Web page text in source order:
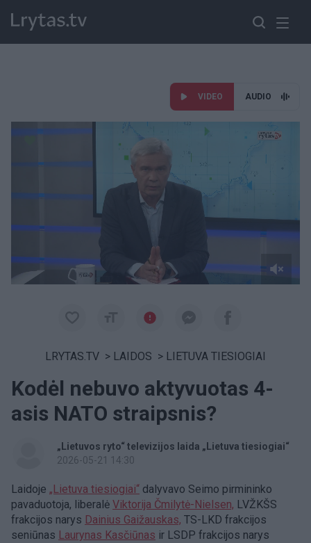
VIDEO AUDIO
LRYTAS.TV > LAIDOS > LIETUVA TIESIOGIAI
Kodėl nebuvo aktyvuotas 4-
asis NATO straipsnis?
„Lietuvos ryto“ televizijos laida „Lietuva tiesiogiai“
2026-05-21 14:30
Laidoje „Lietuva tiesiogiai“ dalyvavo Seimo pirmininko
pavaduotoja, liberalė Viktorija Čmilytė-Nielsen, LVŽKŠS
frakcijos narys Dainius Gaižauskas, TS-LKD frakcijos
seniūnas Laurynas Kasčiūnas ir LSDP frakcijos narys